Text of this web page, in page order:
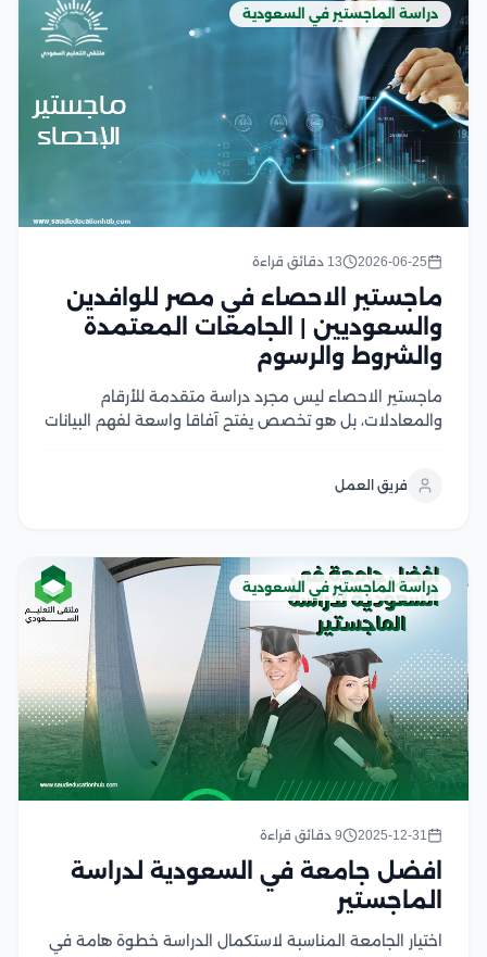
دراسة الماجستير في السعودية
2026-06-25 13 دقائق قراءة
ماجستير الاحصاء في مصر للوافدين
والسعوديين | الجامعات المعتمدة
والشروط والرسوم
ماجستير الاحصاء ليس مجرد دراسة متقدمة للأرقام
والمعادلات، بل هو تخصص يفتح آفاقا واسعة لفهم البيانات
والذكاء الاصطناعي والبحث العلمي، أصبح المتخصصون
فريق العمل
دراسة الماجستير في السعودية
2025-12-31 9 دقائق قراءة
افضل جامعة في السعودية لدراسة
الماجستير
اختيار الجامعة المناسبة لاستكمال الدراسة خطوة هامة في